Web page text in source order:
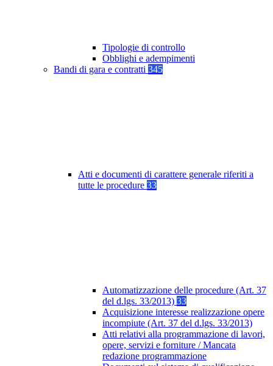
Tipologie di controllo
Obblighi e adempimenti
Bandi di gara e contratti 345
Atti e documenti di carattere generale riferiti a
tutte le procedure 33
Automatizzazione delle procedure (Art. 37
del d.lgs. 33/2013) 33
Acquisizione interesse realizzazione opere
incompiute (Art. 37 del d.lgs. 33/2013)
Atti relativi alla programmazione di lavori,
opere, servizi e forniture / Mancata
redazione programmazione